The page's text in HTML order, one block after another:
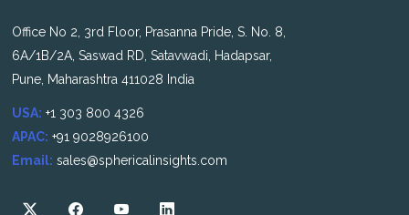
Office No 2, 3rd Floor, Prasanna Pride, S. No. 8,
6A/1B/2A, Saswad RD, Satavwadi, Hadapsar,
Pune, Maharashtra 411028 India
USA: +1 303 800 4326
APAC: +91 9028926100
Email: sales@sphericalinsights.com